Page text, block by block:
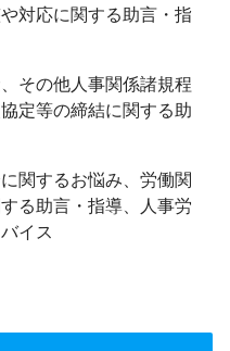
対応に関する助言・指
その他人事関係諸規程
定等の締結に関する助
関するお悩み、労働関
る助言・指導、人事労
イス